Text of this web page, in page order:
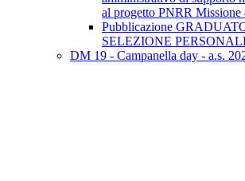
al progetto PNRR Missione
Pubblicazione
SELEZIONE
DM 19 - Campanella day - a.s.